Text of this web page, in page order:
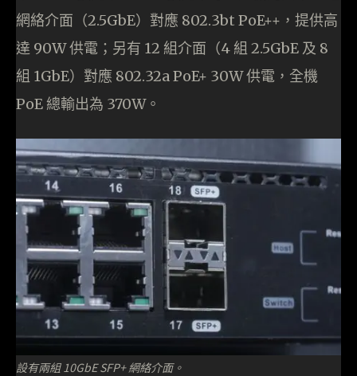
網絡介面（2.5GbE）對應 802.3bt PoE++，提供高
達 90W 供電；另有 12 組介面（4 組 2.5GbE 及 8
組 1GbE）對應 802.32a PoE+ 30W 供電，全機
PoE 總輸出為 370W。
設有兩組 10GbE SFP+ 網絡介面。